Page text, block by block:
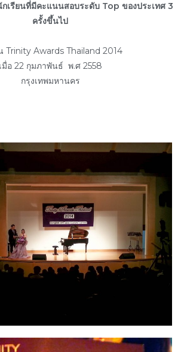
เรียนที่มีคะแนนสอบระดับ Top ของประเทศ 3
ครั้งขึ้นไป
Trinity Awards Thailand 2014
เมื่อ 22 กุมภาพันธ์ พ.ศ 2558
กรุงเทพมหานคร